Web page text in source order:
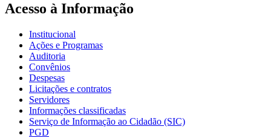
Acesso à Informação
Institucional
Ações e Programas
Auditoria
Convênios
Despesas
Licitações e contratos
Servidores
Informações classificadas
Serviço de Informação ao Cidadão (SIC)
PGD